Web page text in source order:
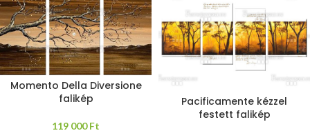
Momento Della Diversione
falikép
119 000Ft
Pacificamente kézzel
festett falikép